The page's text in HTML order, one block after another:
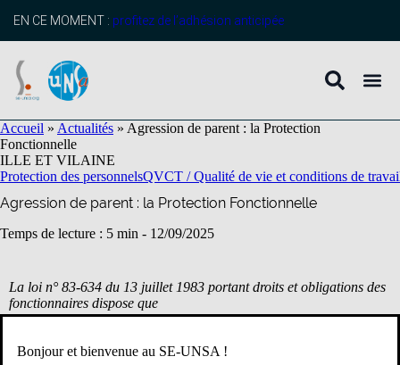
principal
EN CE MOMENT : profitez de l’adhésion anticipée
Accueil » Actualités » Agression de parent : la Protection
Fonctionnelle
ILLE ET VILAINE
Protection des personnelsQVCT / Qualité de vie et conditions de
Agression de parent : la Protection Fonctionnelle
Temps de lecture : 5 min - 12/09/2025
La loi n° 83-634 du 13 juillet 1983 portant droits et obligations des
fonctionnaires dispose que
par le code pénal et par les lois spéciales, le fonctionnaire ou, le
Bonjour et bienvenue au SE-UNSA !